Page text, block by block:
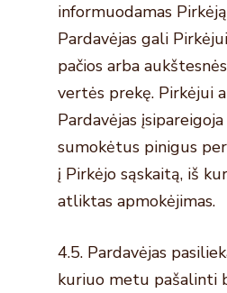
informuodamas
Pardavėjas gali
pačios arba
vertės prekę. Pirkėjui
Pardavėjas
sumokėtus pinigus
į Pirkėjo sąskaitą, iš
atliktas apmokėjimas.
4.5. Pardavėjas
kuriuo metu pašalinti